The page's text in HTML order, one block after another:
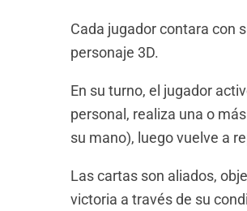
Cada jugador contara con
personaje 3D.
En su turno, el jugador
personal, realiza una o
su mano), luego vuelve a
Las cartas son aliados,
victoria a través de su